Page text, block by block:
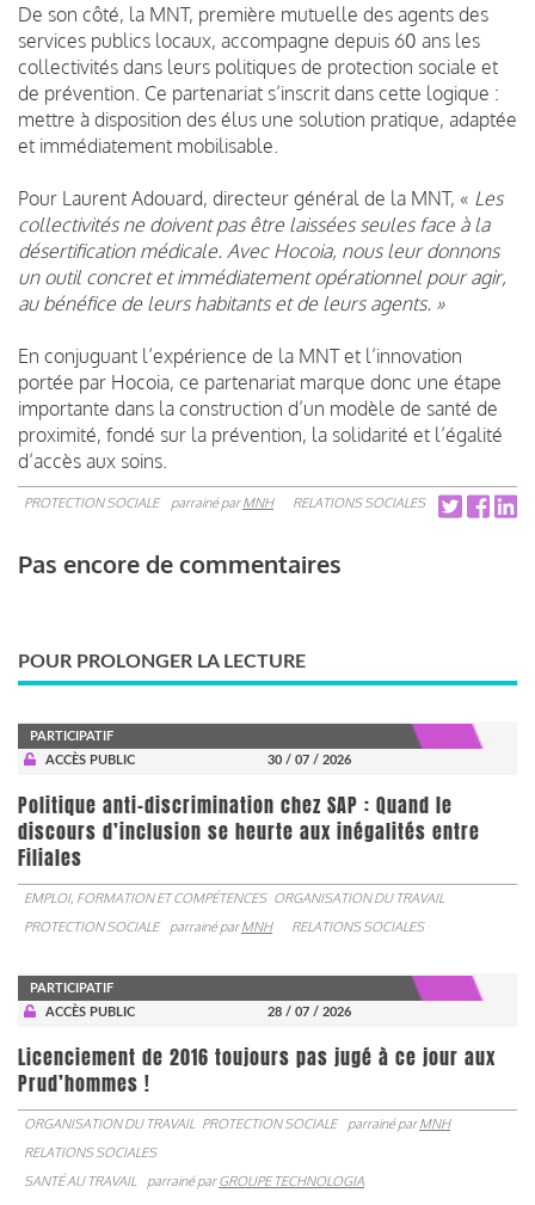
De son côté, la MNT, première mutuelle des agents des
services publics locaux, accompagne depuis 60 ans les
collectivités dans leurs politiques de protection sociale et
de prévention. Ce partenariat s’inscrit dans cette logique :
mettre à disposition des élus une solution pratique, adaptée
et immédiatement mobilisable.
Pour Laurent Adouard, directeur général de la MNT, « Les
collectivités ne doivent pas être laissées seules face à la
désertification médicale. Avec Hocoia, nous leur donnons
un outil concret et immédiatement opérationnel pour agir,
au bénéfice de leurs habitants et de leurs agents. »
En conjuguant l’expérience de la MNT et l’innovation
portée par Hocoia, ce partenariat marque donc une étape
importante dans la construction d’un modèle de santé de
proximité, fondé sur la prévention, la solidarité et l’égalité
d’accès aux soins.
PROTECTION SOCIALE parrainé parMNH RELATIONS SOCIALES
Pas encore de commentaires
POUR PROLONGER LA LECTURE
PARTICIPATIF
ACCÈS PUBLIC
30 / 07 / 2026
Politique anti-discrimination chez SAP : Quand le
discours d’inclusion se heurte aux inégalités entre
Filiales
EMPLOI, FORMATION ET COMPÉTENCES ORGANISATION DU TRAVAIL
PROTECTION SOCIALE
parrainé parMNH RELATIONS SOCIALES
PARTICIPATIF
ACCÈS PUBLIC
28 / 07 / 2026
Licenciement de 2016 toujours pas jugé à ce jour aux
Prud’hommes !
ORGANISATION DU TRAVAIL PROTECTION SOCIALE parrainé parMNH
RELATIONS SOCIALES
SANTÉ AU TRAVAIL
parrainé parGROUPE TECHNOLOGIA